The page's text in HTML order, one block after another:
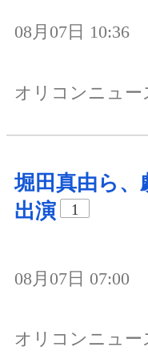
08月07日 10:36
オリコンニュー
堀田真由ら、
出演
1
08月07日 07:00
オリコンニュー